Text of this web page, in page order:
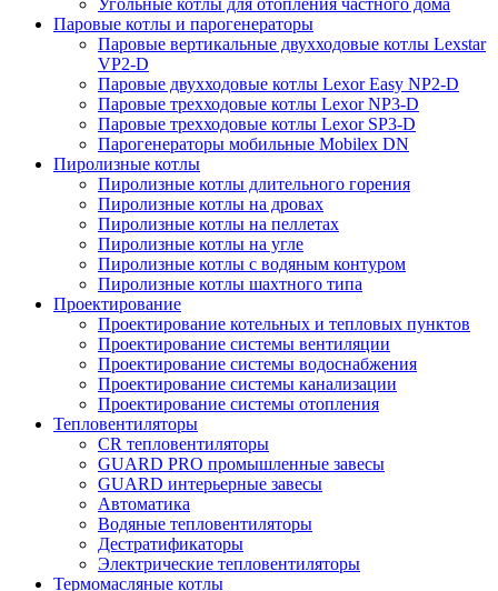
Угольные котлы для отопления частного дома
Паровые котлы и парогенераторы
Паровые вертикальные двухходовые котлы Lexstar
VP2-D
Паровые двухходовые котлы Lexor Easy NP2-D
Паровые трехходовые котлы Lexor NP3-D
Паровые трехходовые котлы Lexor SP3-D
Парогенераторы мобильные Mobilex DN
Пиролизные котлы
Пиролизные котлы длительного горения
Пиролизные котлы на дровах
Пиролизные котлы на пеллетах
Пиролизные котлы на угле
Пиролизные котлы с водяным контуром
Пиролизные котлы шахтного типа
Проектирование
Проектирование котельных и тепловых пунктов
Проектирование системы вентиляции
Проектирование системы водоснабжения
Проектирование системы канализации
Проектирование системы отопления
Тепловентиляторы
CR тепловентиляторы
GUARD PRO промышленные завесы
GUARD интерьерные завесы
Автоматика
Водяные тепловентиляторы
Дестратификаторы
Электрические тепловентиляторы
Термомасляные котлы